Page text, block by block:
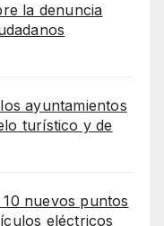
la denuncia
ayuntamientos
turístico y de
nuevos puntos
eléctricos